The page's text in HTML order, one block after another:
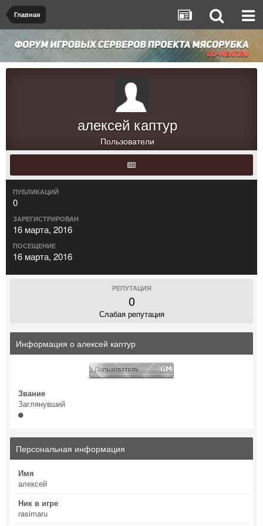
Главная
алексей каптур
Пользователи
ПУБЛИКАЦИЙ
0
ЗАРЕГИСТРИРОВАН
16 марта, 2016
ПОСЕЩЕНИЕ
16 марта, 2016
РЕПУТАЦИЯ
0
Слабая репутация
Информация о алексей каптур
Звание
Заглянувший
Персональная информация
Имя
алексей
Ник в игре
rasimaru